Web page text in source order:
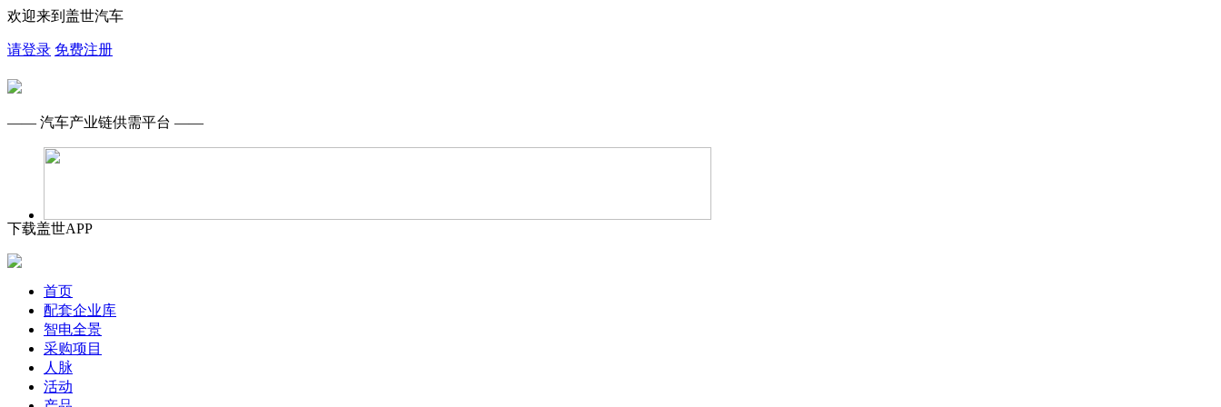
欢迎来到盖世汽车
请登录 免费注册
—— 汽车产业链供需平台 ——
下载盖世APP
首页
配套企业库
智电全景
采购项目
人脉
活动